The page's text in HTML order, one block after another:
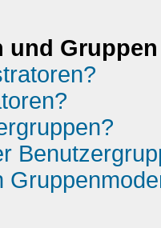
und Gruppen